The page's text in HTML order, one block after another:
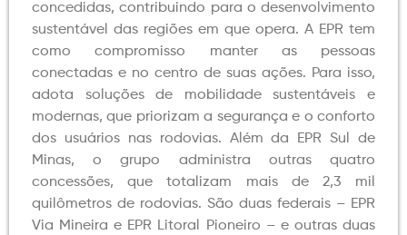
concedidas, contribuindo para o desenvolvimento
sustentável das regiões em que opera. A EPR tem
como compromisso manter as pessoas
conectadas e no centro de suas ações. Para isso,
adota soluções de mobilidade sustentáveis e
modernas, que priorizam a segurança e o conforto
dos usuários nas rodovias. Além da EPR Sul de
Minas, o grupo administra outras quatro
concessões, que totalizam mais de 2,3 mil
quilômetros de rodovias. São duas federais – EPR
Via Mineira e EPR Litoral Pioneiro – e outras duas